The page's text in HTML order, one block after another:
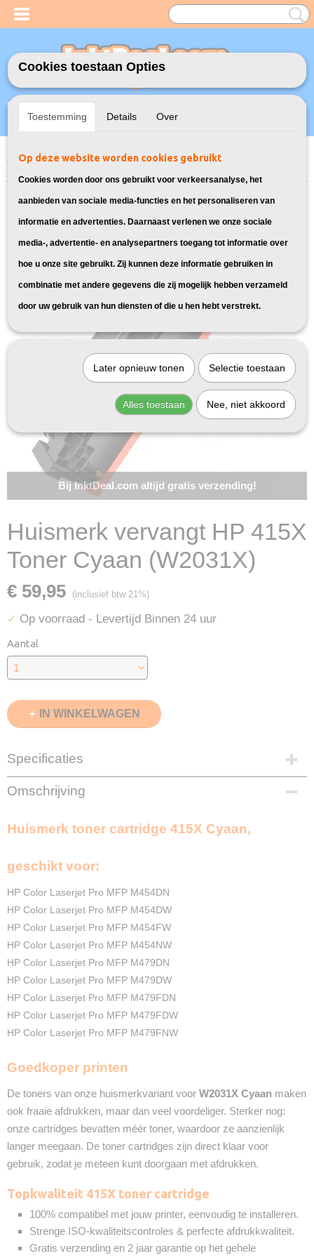
Inloggen Registreren
UW WINKELWAGEN
Home>Toners>Geschikt voor HP>Huismerk vervangt HP 415X Toner
Bij InktDeal.com altijd gratis verzending!
Huismerk vervangt HP 415X
Toner Cyaan (W2031X)
€ 59,95 (inclusief btw 21%)
✓ Op voorraad - Levertijd Binnen 24 uur
Aantal
IN WINKELWAGEN
Specificaties
EAN code
872015353841
6000 Pagina's
InktDL®
Verzendmethode
Pakketpost
Garantie
2 Jaar
Recyclebaar
Omschrijving
Huismerk toner cartridge 415X Cyaan,
geschikt voor:
HP Color Laserjet Pro MFP M454DN
HP Color Laserjet Pro MFP M454DW
HP Color Laserjet Pro MFP M454FW
HP Color Laserjet Pro MFP M454NW
HP Color Laserjet Pro MFP M479DN
HP Color Laserjet Pro MFP M479DW
HP Color Laserjet Pro MFP M479FDN
HP Color Laserjet Pro MFP M479FDW
HP Color Laserjet Pro MFP M479FNW
Goedkoper printen
De toners van onze huismerkvariant voor W2031X Cyaan maken
ook fraaie afdrukken, maar dan veel voordeliger. Sterker nog:
onze cartridges bevatten méér toner, waardoor ze aanzienlijk
langer meegaan. De toner cartridges zijn direct klaar voor
gebruik, zodat je meteen kunt doorgaan met afdrukken.
Topkwaliteit 415X toner cartridge
100% compatibel met jouw printer, eenvoudig te installeren.
Strenge ISO-kwaliteitscontroles & perfecte afdrukkwaliteit.
Gratis verzending en 2 jaar garantie op het gehele
Cookies toestaan Opties
Toestemming Details Over
Op deze website worden cookies gebruikt
Cookies worden door ons gebruikt voor verkeersanalyse, het
aanbieden van sociale media-functies en het personaliseren van
informatie en advertenties. Daarnaast verlenen we onze sociale
media-, advertentie- en analysepartners toegang tot informatie over
hoe u onze site gebruikt. Zij kunnen deze informatie gebruiken in
combinatie met andere gegevens die zij mogelijk hebben verzameld
door uw gebruik van hun diensten of die u hen hebt verstrekt.
Later opnieuw tonen Selectie toestaan
Alles toestaan Nee, niet akkoord